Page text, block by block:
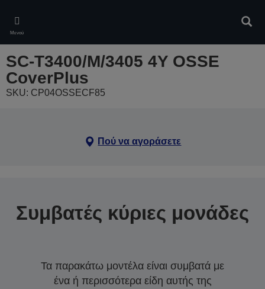
main
content
Μενού
SC-T3400/M/3405 4Y OSSE
CoverPlus
SKU: CP04OSSECF85
Πού να αγοράσετε
Συμβατές κύριες μονάδες
Τα παρακάτω μοντέλα είναι συμβατά με
ένα ή περισσότερα είδη αυτής της